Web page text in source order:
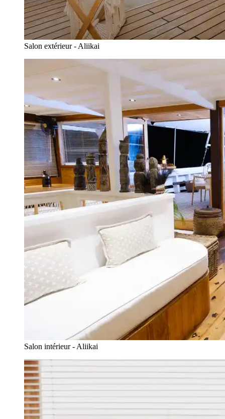
Salon extérieur - Aliikai
Salon intérieur - Aliikai